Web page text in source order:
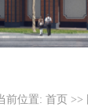
前位置: 首页 >>